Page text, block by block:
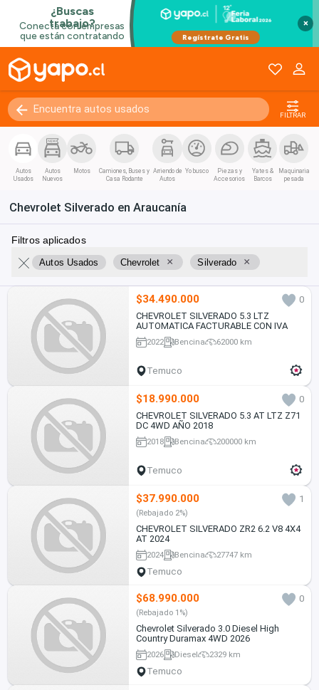
×
FILTRAR
Autos
Usados
Autos
Nuevos
Motos
Camiones, Buses y
Casa Rodante
Arriendo de
Autos
Yo busco
Piezas y
Accesorios
Yates &
Barcos
Maquinaria
pesada
Chevrolet Silverado en Araucanía
Filtros aplicados
Autos Usados Chevrolet × Silverado ×
$34.490.000
0
CHEVROLET SILVERADO 5.3 LTZ
AUTOMATICA FACTURABLE CON IVA
2022 Bencina 62000 km
Temuco
$18.990.000
0
CHEVROLET SILVERADO 5.3 AT LTZ Z71
DC 4WD AÑO 2018
2018 Bencina 200000 km
Temuco
$37.990.000 1
(Rebajado 2%)
CHEVROLET SILVERADO ZR2 6.2 V8 4X4
AT 2024
2024 Bencina 27747 km
Temuco
$68.990.000 0
(Rebajado 1%)
Chevrolet Silverado 3.0 Diesel High
Country Duramax 4WD 2026
2026 Diesel 2329 km
Temuco